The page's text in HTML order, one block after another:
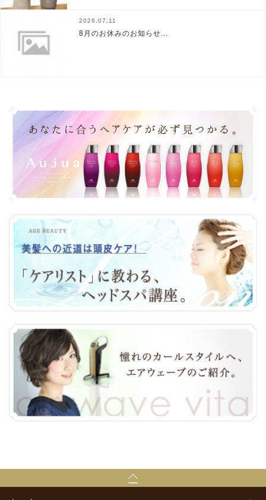
2026.07.11
8月のお休みのお知らせ...